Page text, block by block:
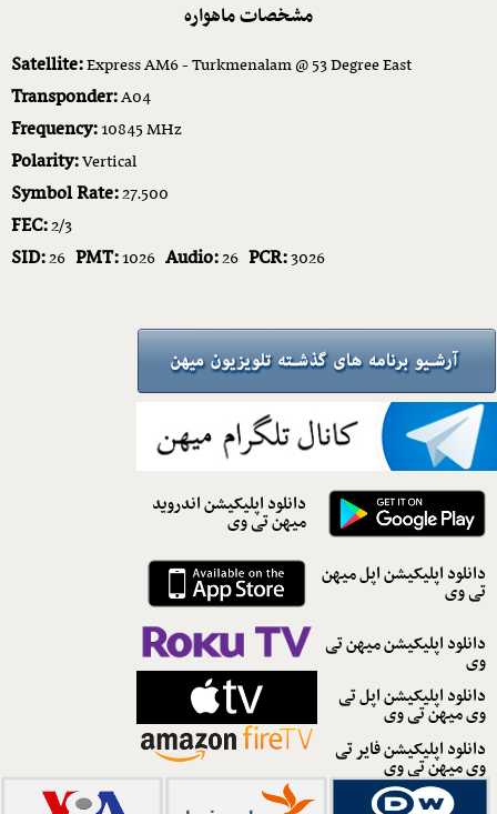
مشخصات ماهواره
Satellite:Express AM6 - Turkmenalam @ 53 Degree East
Transponder:A04
Frequency:10845 MHz
Polarity:Vertical
Symbol Rate:27.500
FEC:2/3
SID:26 PMT:1026 Audio:26 PCR:3026
دانلود اپلیکیشن اندروید
میهن تی وی
دانلود اپلیکیشن اپل میهن
تی وی
دانلود اپلیکیشن میهن تی
وی
دانلود اپلیکیشن اپل تی
وی میهن تی وی
دانلود اپلیکیشن فایر تی
وی میهن تی وی